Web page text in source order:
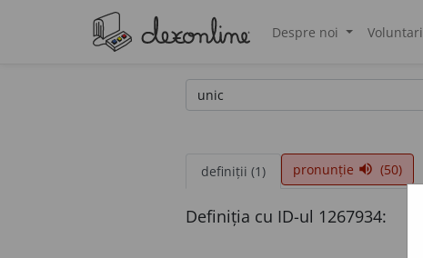
Despre noi Voluntari
definiții (1) pronunție volume_up (50)
Definiția cu ID-ul 1267934: